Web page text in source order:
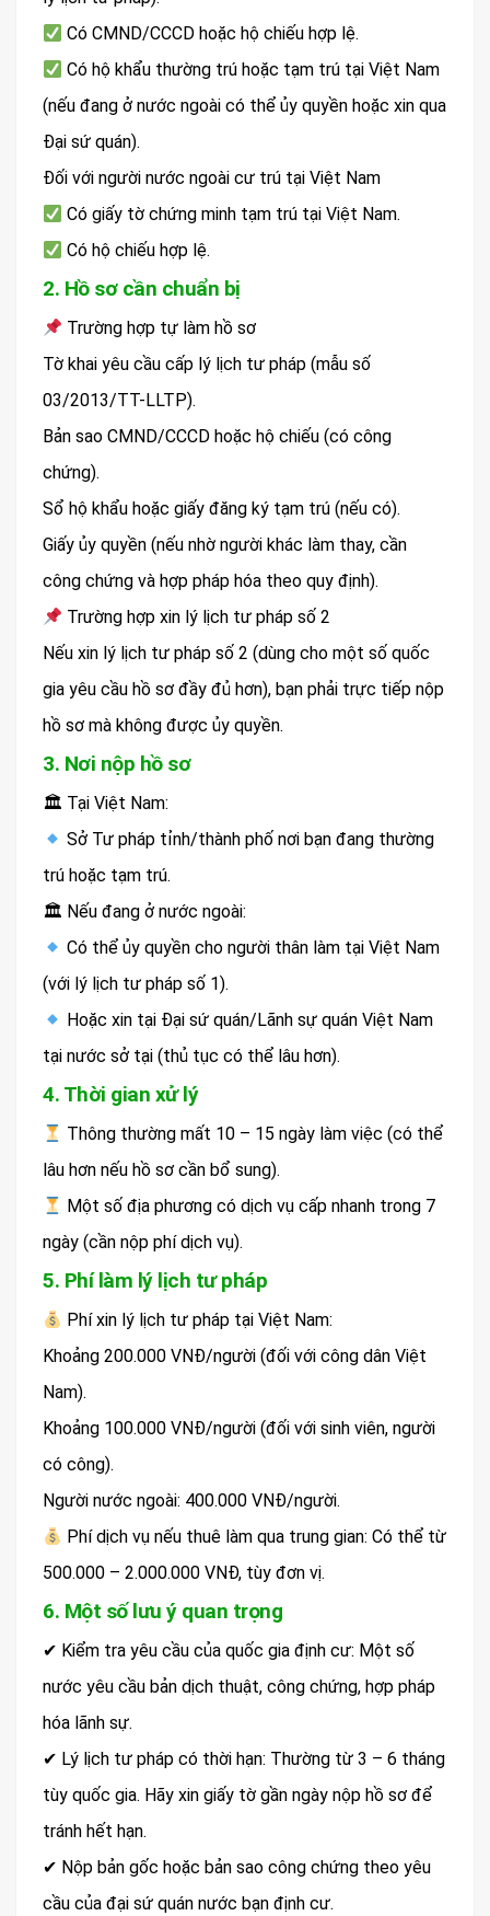
Có CMND/CCCD hoặc hộ chiếu hợp lệ.
Có hộ khẩu thường trú hoặc tạm trú tại Việt Nam
(nếu đang ở nước ngoài có thể ủy quyền hoặc xin qua
Đại sứ quán).
Đối với người nước ngoài cư trú tại Việt Nam
Có giấy tờ chứng minh tạm trú tại Việt Nam.
Có hộ chiếu hợp lệ.
2. Hồ sơ cần chuẩn bị
Trường hợp tự làm hồ sơ
Tờ khai yêu cầu cấp lý lịch tư pháp (mẫu số
03/2013/TT-LLTP).
Bản sao CMND/CCCD hoặc hộ chiếu (có công
chứng).
Sổ hộ khẩu hoặc giấy đăng ký tạm trú (nếu có).
Giấy ủy quyền (nếu nhờ người khác làm thay, cần
công chứng và hợp pháp hóa theo quy định).
Trường hợp xin lý lịch tư pháp số 2
Nếu xin lý lịch tư pháp số 2 (dùng cho một số quốc
gia yêu cầu hồ sơ đầy đủ hơn), bạn phải trực tiếp nộp
hồ sơ mà không được ủy quyền.
3. Nơi nộp hồ sơ
🏛 Tại Việt Nam:
Sở Tư pháp tỉnh/thành phố nơi bạn đang thường
trú hoặc tạm trú.
🏛 Nếu đang ở nước ngoài:
Có thể ủy quyền cho người thân làm tại Việt Nam
(với lý lịch tư pháp số 1).
Hoặc xin tại Đại sứ quán/Lãnh sự quán Việt Nam
tại nước sở tại (thủ tục có thể lâu hơn).
4. Thời gian xử lý
Thông thường mất 10 – 15 ngày làm việc (có thể
lâu hơn nếu hồ sơ cần bổ sung).
Một số địa phương có dịch vụ cấp nhanh trong 7
ngày (cần nộp phí dịch vụ).
5. Phí làm lý lịch tư pháp
Phí xin lý lịch tư pháp tại Việt Nam:
Khoảng 200.000 VNĐ/người (đối với công dân Việt
Nam).
Khoảng 100.000 VNĐ/người (đối với sinh viên, người
có công).
Người nước ngoài: 400.000 VNĐ/người.
Phí dịch vụ nếu thuê làm qua trung gian: Có thể từ
500.000 – 2.000.000 VNĐ, tùy đơn vị.
6. Một số lưu ý quan trọng
✔ Kiểm tra yêu cầu của quốc gia định cư: Một số
nước yêu cầu bản dịch thuật, công chứng, hợp pháp
hóa lãnh sự.
✔ Lý lịch tư pháp có thời hạn: Thường từ 3 – 6 tháng
tùy quốc gia. Hãy xin giấy tờ gần ngày nộp hồ sơ để
tránh hết hạn.
✔ Nộp bản gốc hoặc bản sao công chứng theo yêu
cầu của đại sứ quán nước bạn định cư.